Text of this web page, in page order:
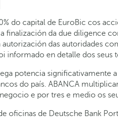
do capital de EuroBic cos
finalización da due diligence
das autoridades
informado en detalle dos seus
potencia significativamente
do país. ABANCA
e por tres e medio os
oficinas de Deutsche Bank